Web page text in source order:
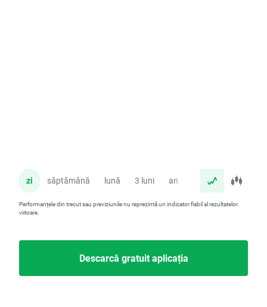
zi săptămână lună 3 luni an
Performanțele din trecut sau previziunile nu reprezintă un indicator fiabil al rezultatelor
viitoare.
Descarcă gratuit aplicația